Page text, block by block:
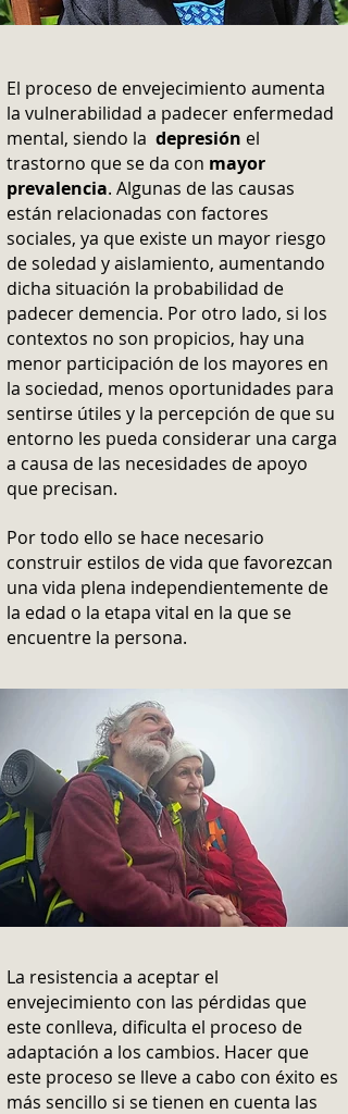
El proceso de envejecimiento aumenta
la vulnerabilidad a padecer enfermedad
mental, siendo la depresión el
trastorno que se da con mayor
prevalencia. Algunas de las causas
están relacionadas con factores
sociales, ya que existe un mayor riesgo
de soledad y aislamiento, aumentando
dicha situación la probabilidad de
padecer demencia. Por otro lado, si los
contextos no son propicios, hay una
menor participación de los mayores en
la sociedad, menos oportunidades para
sentirse útiles y la percepción de que su
entorno les pueda considerar una carga
a causa de las necesidades de apoyo
que precisan.
Por todo ello se hace necesario
construir estilos de vida que favorezcan
una vida plena independientemente de
la edad o la etapa vital en la que se
encuentre la persona.
La resistencia a aceptar el
envejecimiento con las pérdidas que
este conlleva, dificulta el proceso de
adaptación a los cambios. Hacer que
este proceso se lleve a cabo con éxito es
más sencillo si se tienen en cuenta las